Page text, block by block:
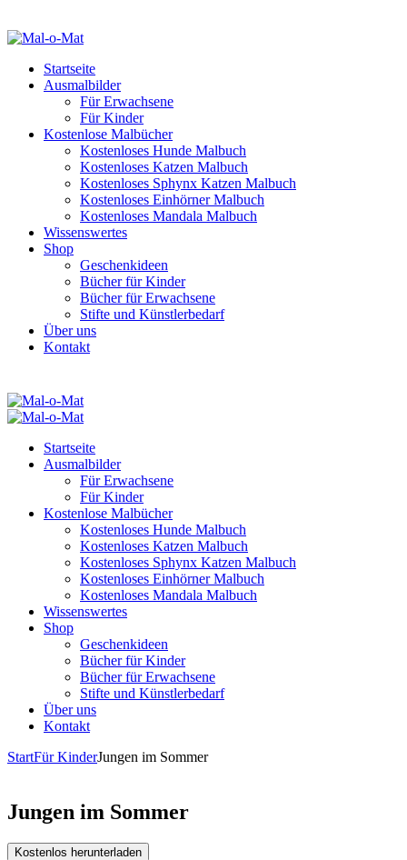
Startseite
Ausmalbilder
Für Erwachsene
Für Kinder
Kostenlose Malbücher
Kostenloses Hunde Malbuch
Kostenloses Katzen Malbuch
Kostenloses Sphynx Katzen Malbuch
Kostenloses Einhörner Malbuch
Kostenloses Mandala Malbuch
Wissenswertes
Shop
Geschenkideen
Bücher für Kinder
Bücher für Erwachsene
Stifte und Künstlerbedarf
Über uns
Kontakt
Startseite
Ausmalbilder
Für Erwachsene
Für Kinder
Kostenlose Malbücher
Kostenloses Hunde Malbuch
Kostenloses Katzen Malbuch
Kostenloses Sphynx Katzen Malbuch
Kostenloses Einhörner Malbuch
Kostenloses Mandala Malbuch
Wissenswertes
Shop
Geschenkideen
Bücher für Kinder
Bücher für Erwachsene
Stifte und Künstlerbedarf
Über uns
Kontakt
StartFür KinderJungen im Sommer
Jungen im Sommer
Kostenlos herunterladen